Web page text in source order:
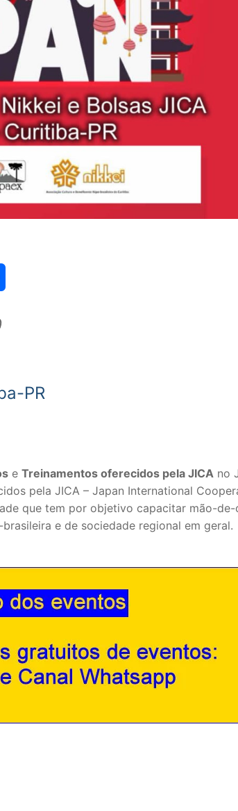
PR
e Treinamentos oferecidos pela JICA no
pela JICA – Japan International
que tem por objetivo capacitar mão-de-
e de sociedade regional em geral.